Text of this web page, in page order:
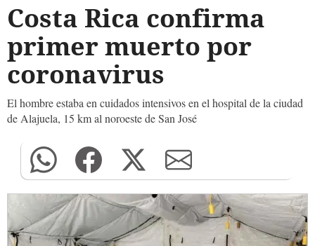
Costa Rica confirma
primer muerto por
coronavirus
El hombre estaba en cuidados intensivos en el hospital de la ciudad
de Alajuela, 15 km al noroeste de San José